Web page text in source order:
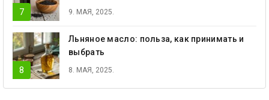
9. МАЯ, 2025.
Льняное масло: польза, как принимать и
выбрать
8. МАЯ, 2025.